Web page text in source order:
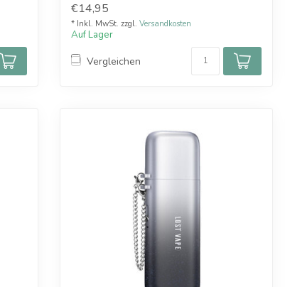
€14,95
* Inkl. MwSt. zzgl. Versandkosten
Auf Lager
Vergleichen